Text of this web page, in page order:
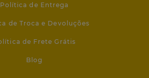
Política de Entrega
de Troca e Devoluções
de Frete Grátis
Blog